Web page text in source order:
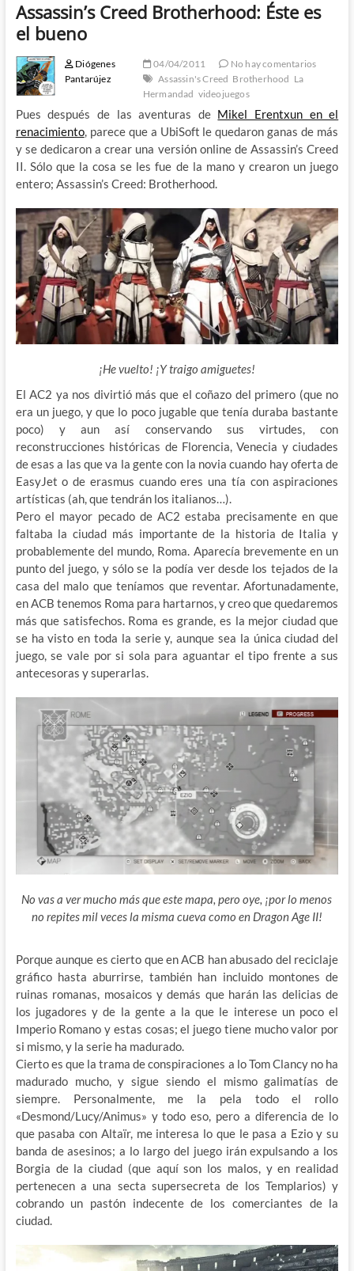
Assassin’s Creed Brotherhood: Éste es
el bueno
Diógenes
Pantarújez
04/04/2011
No hay comentarios
Assassin's Creed Brotherhood La
Hermandad videojuegos
Pues después de las aventuras de Mikel Erentxun en el
renacimiento, parece que a UbiSoft le quedaron ganas de más
y se dedicaron a crear una versión online de Assassin’s Creed
II. Sólo que la cosa se les fue de la mano y crearon un juego
entero; Assassin’s Creed: Brotherhood.
¡He vuelto! ¡Y traigo amiguetes!
El AC2 ya nos divirtió más que el coñazo del primero (que no
era un juego, y que lo poco jugable que tenía duraba bastante
poco) y aun así conservando sus virtudes,con
reconstrucciones históricas de Florencia, Venecia y ciudades
de esas a las que va la gente con la novia cuando hay oferta de
EasyJet o de erasmus cuando eres una tía con aspiraciones
artísticas (ah, que tendrán los italianos…).
Pero el mayor pecado de AC2 estaba precisamente en que
faltaba la ciudad más importante de la historia de Italia y
probablemente del mundo, Roma. Aparecía brevemente en un
punto del juego, y sólo se la podía ver desde los tejados de la
casa del malo que teníamos que reventar. Afortunadamente,
en ACB tenemos Roma para hartarnos, y creo que quedaremos
más que satisfechos. Roma es grande, es la mejor ciudad que
se ha visto en toda la serie y, aunque sea la única ciudad del
juego, se vale por si sola para aguantar el tipo frente a sus
antecesoras y superarlas.
No vas a ver mucho más que este mapa, pero oye, ¡por lo menos
no repites mil veces la misma cueva como en Dragon Age II!
Porque aunque es cierto que en ACB han abusado del reciclaje
gráfico hasta aburrirse, también han incluido montones de
ruinas romanas, mosaicos y demás que harán las delicias de
los jugadores y de la gente a la que le interese un poco el
Imperio Romano y estas cosas; el juego tiene mucho valor por
si mismo, y la serie ha madurado.
Cierto es que la trama de conspiraciones a lo Tom Clancy no ha
madurado mucho, y sigue siendo el mismo galimatías de
siempre. Personalmente, me la pela todo el rollo
«Desmond/Lucy/Animus» y todo eso, pero a diferencia de lo
que pasaba con Altaïr, me interesa lo que le pasa a Ezio y su
banda de asesinos; a lo largo del juego irán expulsando a los
Borgia de la ciudad (que aquí son los malos, y en realidad
pertenecen a una secta supersecreta de los Templarios) y
cobrando un pastón indecente de los comerciantes de la
ciudad.